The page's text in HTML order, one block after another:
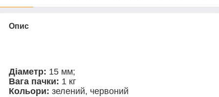
Опис
Діаметр: 15 мм;
Вага пачки: 1 кг
Кольори: зелений, червоний